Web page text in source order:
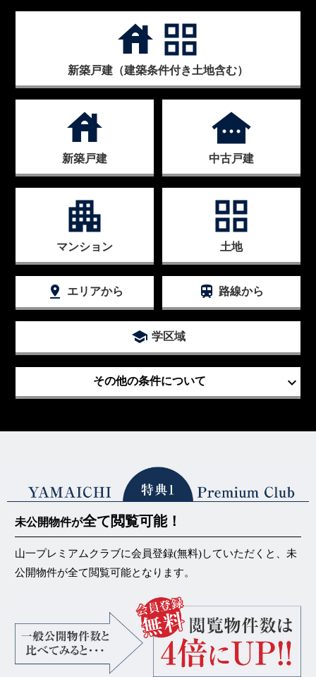
house grid_view
新築戸建（建築条件付き土地含む）
house
新築戸建
other_houses
中古戸建
apartment
マンション
grid_view
土地
pin_drop エリアから train 路線から
school 学区域
その他の条件について keyboard_arrow_down
未公開物件が全て閲覧可能！
山一プレミアムクラブに会員登録(無料)していただくと、未
公開物件が全て閲覧可能となります。